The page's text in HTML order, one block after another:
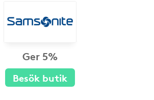
Ger 5%
Besök butik